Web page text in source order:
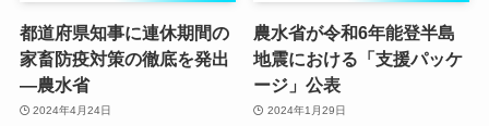
都道府県知事に連休期間の
家畜防疫対策の徹底を発出
—農水省
2024年4月24日
農水省が令和6年能登半島
地震における「支援パッケ
ージ」公表
2024年1月29日